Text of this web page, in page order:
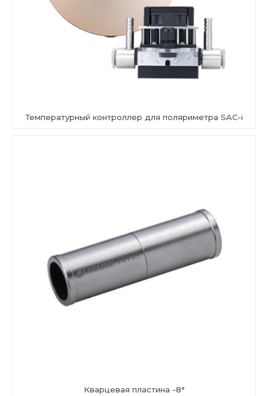
Температурный контроллер для поляриметра SAC-i
Кварцевая пластина -8°